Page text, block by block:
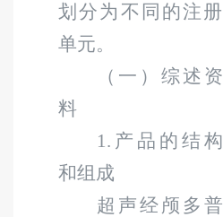
划分为不同的注册
单元。
（一） 综述资
料
1. 产品的结构
和组成
超声经颅多普